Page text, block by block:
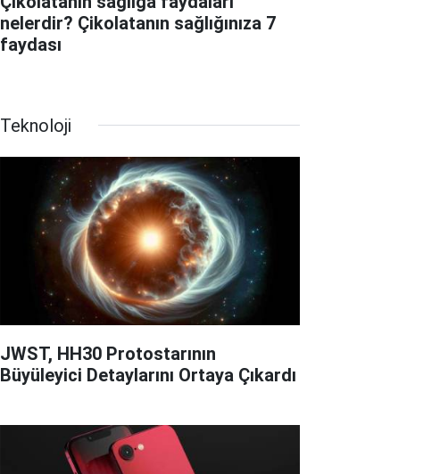
nelerdir? Çikolatanın sağlığınıza 7
faydası
Teknoloji
JWST, HH30 Protostarının
Büyüleyici Detaylarını Ortaya Çıkardı